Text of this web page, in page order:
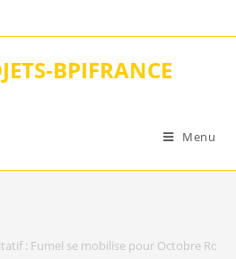
BPIFRANCE
Menu
: Fumel se mobilise pour Octobre Rose